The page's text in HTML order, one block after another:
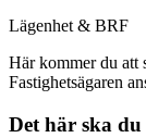
Lägenhet & BRF
Här kommer du att
Fastighetsägaren
Det här ska